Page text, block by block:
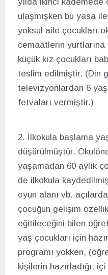
ulaşmışken bu yasa
yoksul aile çocukları
cemaatlerin
küçük kız çocukları
teslim edilmiştir. (Din
televizyonlardan 6
fetvaları vermiştir.)
2. İlkokula başlama
düşürülmüştür.
yaşamadan 60 aylık
de ilkokula
oyun alanı vb.
çocuğun gelişim
eğitileceğini bilen
yaş çocukları için
programı yokken,
kişilerin hazırladığı,